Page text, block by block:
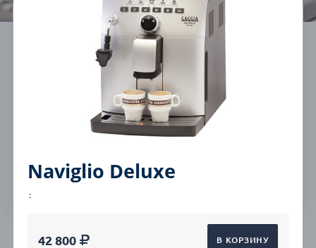
Cashback на все от
Бесплатная
Работаем без
выходных
Гарантия на все
товары
Быстрая доставка
Naviglio Deluxe
:
42 800 В КОРЗИНУ